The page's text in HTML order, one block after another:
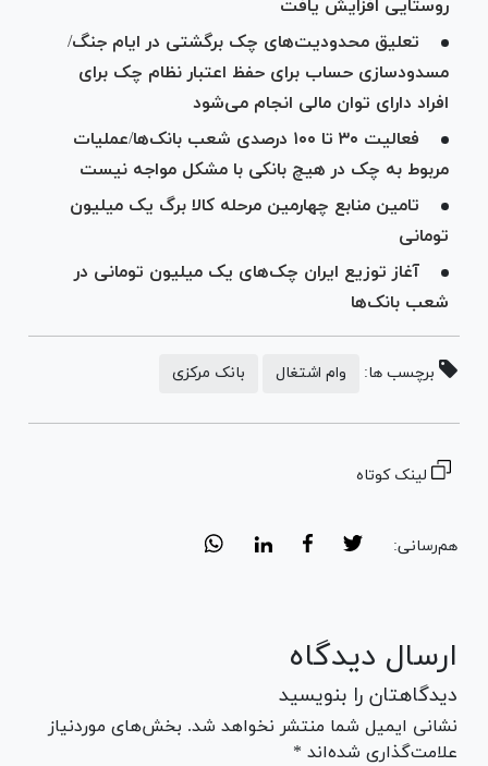
روستایی افزایش یافت
تعلیق محدودیت‌های چک برگشتی در ایام جنگ/
مسدودسازی حساب برای حفظ اعتبار نظام چک برای
افراد دارای توان مالی انجام می‌شود
فعالیت ۳۰ تا ۱۰۰ درصدی شعب بانک‌ها/عملیات
مربوط به چک در هیچ بانکی با مشکل مواجه نیست
تامین منابع چهارمین مرحله کالا برگ یک میلیون
تومانی
آغاز توزیع ایران چک‌های یک میلیون تومانی در
شعب بانک‌ها
برچسب ها: وام اشتغال بانک مرکزی
لینک کوتاه
هم‌رسانی:
ارسال دیدگاه
دیدگاهتان را بنویسید
نشانی ایمیل شما منتشر نخواهد شد. بخش‌های موردنیاز
علامت‌گذاری شده‌اند *